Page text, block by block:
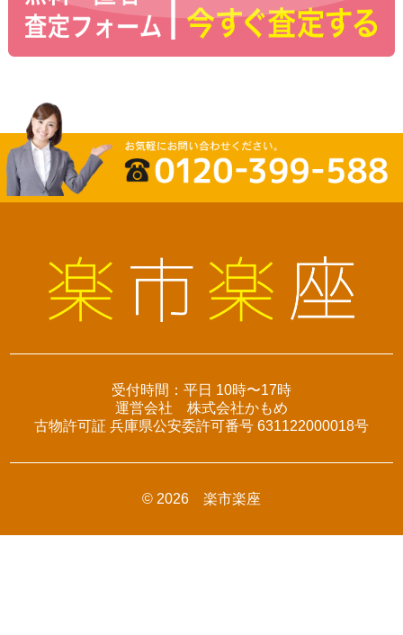
受付時間：平日 10時〜17時
運営会社 株式会社かもめ
古物許可証 兵庫県公安委許可番号 631122000018号
© 2026 楽市楽座